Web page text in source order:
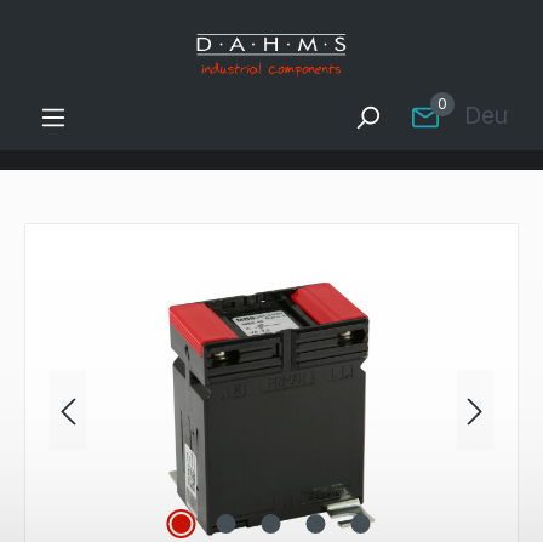
Zum Hauptinhalt springen
0
Bildergalerie überspringen